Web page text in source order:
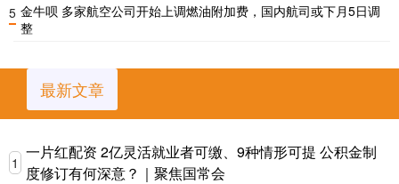
5 金牛呗 多家航空公司开始上调燃油附加费，国内航司或下月5日调
整
最新文章
1
一片红配资 2亿灵活就业者可缴、9种情形可提 公积金制
度修订有何深意？｜聚焦国常会